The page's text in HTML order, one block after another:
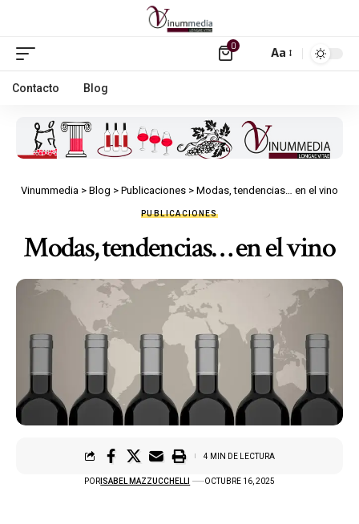
0 Aa
Contacto Blog
Vinummedia > Blog > Publicaciones > Modas, tendencias… en el vino
PUBLICACIONES
Modas, tendencias… en el vino
POR ISABEL MAZZUCCHELLI OCTUBRE 16, 2025
4 MIN DE LECTURA